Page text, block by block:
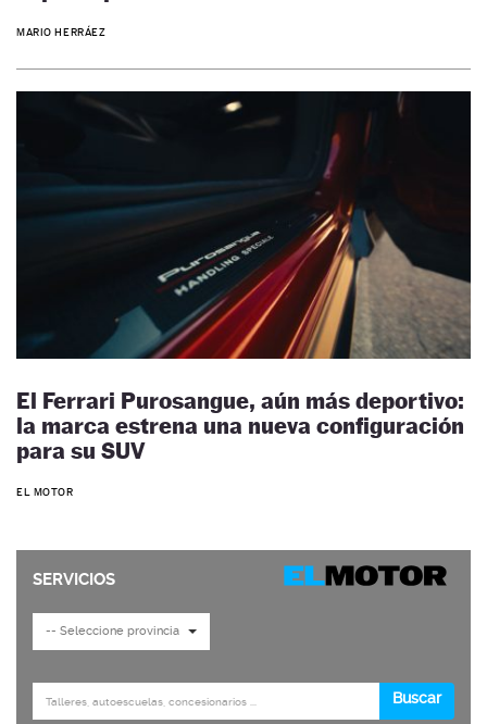
MARIO HERRÁEZ
El Ferrari Purosangue, aún más deportivo:
la marca estrena una nueva configuración
para su SUV
EL MOTOR